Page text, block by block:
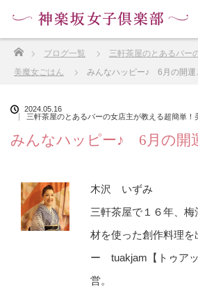
ブログ一覧
三軒茶屋のとあるバー
美魔女ごはん
みんなハッピー♪ 6月の開運
2024.05.16
三軒茶屋のとあるバーの女店主が教える超簡単！
みんなハッピー♪ 6月の開
木沢 いずみ
三軒茶屋で１６年、
材を使った創作料理
ー tuakjam【トゥア
営。